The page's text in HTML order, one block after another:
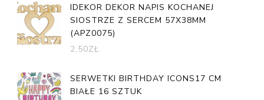
IDEKOR DEKOR NAPIS KOCHANEJ
SIOSTRZE Z SERCEM 57X38MM
(APZ0075)
2,50ZŁ
SERWETKI BIRTHDAY ICONS17 CM
BIAŁE 16 SZTUK